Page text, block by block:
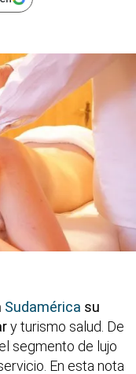
Sudamérica su
y turismo salud. De
segmento de lujo
En esta nota